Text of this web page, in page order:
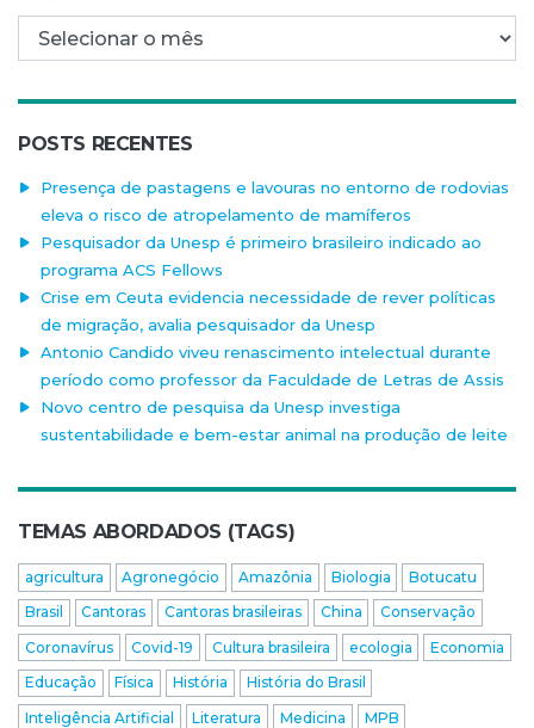
Arquivo mensal
POSTS RECENTES
Presença de pastagens e lavouras no entorno de rodovias
eleva o risco de atropelamento de mamíferos
Pesquisador da Unesp é primeiro brasileiro indicado ao
programa ACS Fellows
Crise em Ceuta evidencia necessidade de rever políticas
de migração, avalia pesquisador da Unesp
Antonio Candido viveu renascimento intelectual durante
período como professor da Faculdade de Letras de Assis
Novo centro de pesquisa da Unesp investiga
sustentabilidade e bem-estar animal na produção de leite
TEMAS ABORDADOS (TAGS)
agricultura Agronegócio Amazônia Biologia
Botucatu
Brasil
Cantoras Cantoras brasileiras China
Conservação
Coronavírus
Covid-19 Cultura brasileira ecologia
Economia
Educação
Física História
História do Brasil
Inteligência Artificial
Literatura Medicina
MPB